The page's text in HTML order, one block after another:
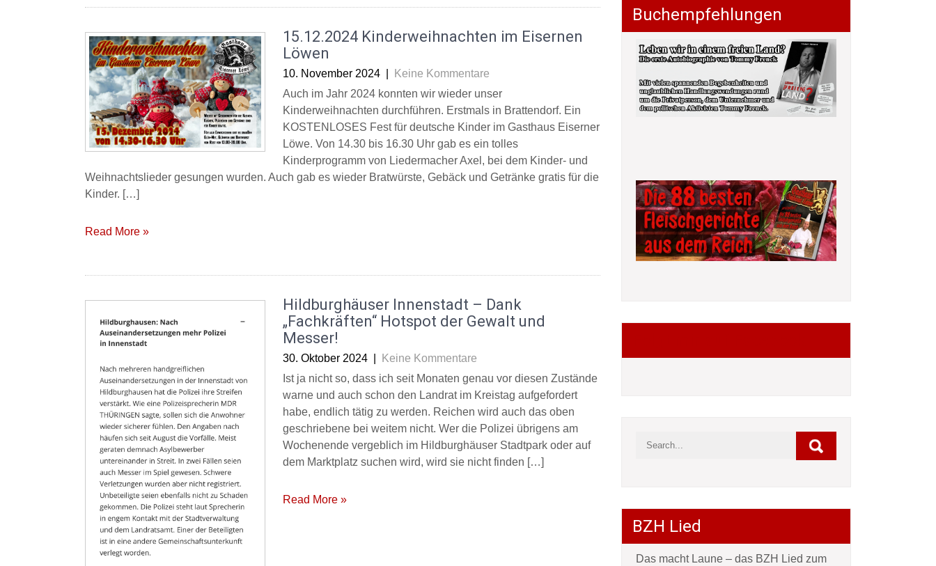
15.12.2024 Kinderweihnachten im Eisernen
Löwen
10. November 2024
Keine Kommentare
Auch im Jahr 2024 konnten wir wieder unser
Kinderweihnachten durchführen. Erstmals in Brattendorf. Ein
KOSTENLOSES Fest für deutsche Kinder im Gasthaus Eiserner
Löwe. Von 14.30 bis 16.30 Uhr gab es ein tolles
Kinderprogramm von Liedermacher Axel, bei dem Kinder- und
Weihnachtslieder gesungen wurden. Auch gab es wieder Bratwürste, Gebäck und Getränke gratis für die
Kinder. […]
Read More »
Hildburghäuser Innenstadt – Dank
„Fachkräften“ Hotspot der Gewalt und
Messer!
30. Oktober 2024
Keine Kommentare
Ist ja nicht so, dass ich seit Monaten genau vor diesen Zustände
warne und auch schon den Landrat im Kreistag aufgefordert
habe, endlich tätig zu werden. Reichen wird auch das oben
geschriebene bei weitem nicht. Wer die Polizei übrigens am
Wochenende vergeblich im Hildburghäuser Stadtpark oder auf
dem Marktplatz suchen wird, wird sie nicht finden […]
Read More »
Buchempfehlungen
BZH Lied
Das macht Laune – das BZH Lied zum